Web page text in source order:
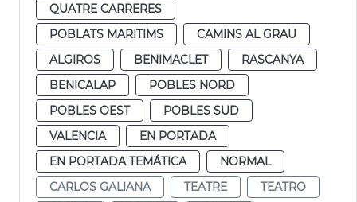
QUATRE CARRERES
POBLATS MARITIMS
CAMINS AL GRAU
ALGIROS
BENIMACLET
RASCANYA
BENICALAP
POBLES NORD
POBLES OEST
POBLES SUD
VALENCIA
EN PORTADA
EN PORTADA TEMÁTICA
NORMAL
CARLOS GALIANA
TEATRE
TEATRO